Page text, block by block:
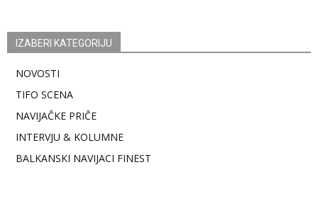
IZABERI KATEGORIJU
NOVOSTI
TIFO SCENA
NAVIJAČKE PRIČE
INTERVJU & KOLUMNE
BALKANSKI NAVIJACI FINEST